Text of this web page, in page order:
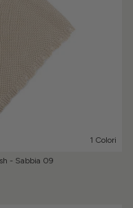
1 Colori
- Sabbia 09